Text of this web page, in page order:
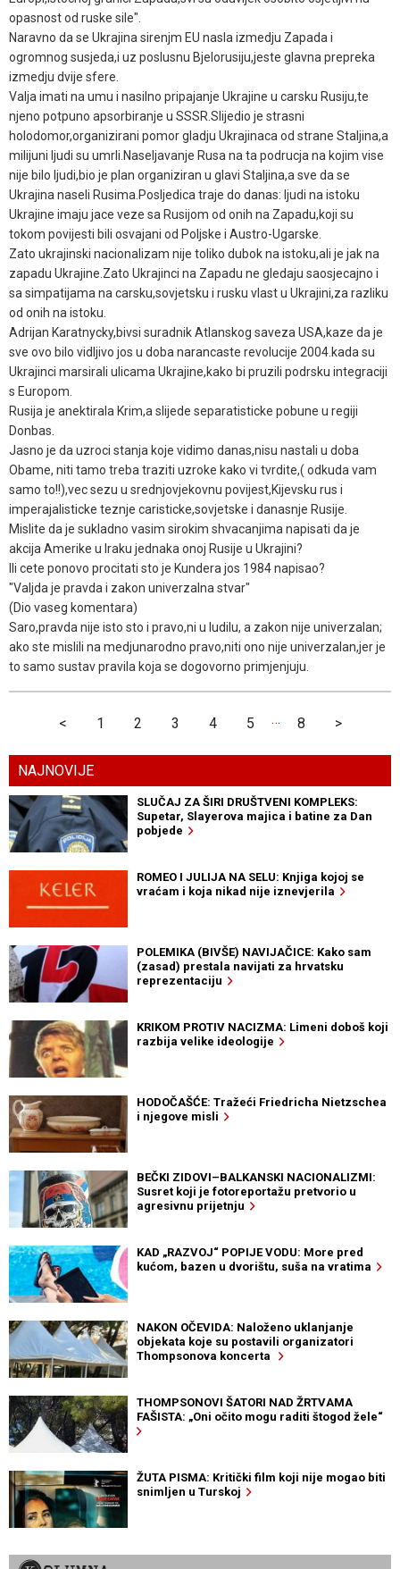
opasnost od ruske sile".
Naravno da se Ukrajina sirenjm EU nasla izmedju Zapada i
ogromnog susjeda,i uz poslusnu Bjelorusiju,jeste glavna prepreka
izmedju dvije sfere.
Valja imati na umu i nasilno pripajanje Ukrajine u carsku Rusiju,te
njeno potpuno apsorbiranje u SSSR.Slijedio je strasni
holodomor,organizirani pomor gladju Ukrajinaca od strane Staljina,a
milijuni ljudi su umrli.Naseljavanje Rusa na ta podrucja na kojim vise
nije bilo ljudi,bio je plan organiziran u glavi Staljina,a sve da se
Ukrajina naseli Rusima.Posljedica traje do danas: ljudi na istoku
Ukrajine imaju jace veze sa Rusijom od onih na Zapadu,koji su
tokom povijesti bili osvajani od Poljske i Austro-Ugarske.
Zato ukrajinski nacionalizam nije toliko dubok na istoku,ali je jak na
zapadu Ukrajine.Zato Ukrajinci na Zapadu ne gledaju saosjecajno i
sa simpatijama na carsku,sovjetsku i rusku vlast u Ukrajini,za razliku
od onih na istoku.
Adrijan Karatnycky,bivsi suradnik Atlanskog saveza USA,kaze da je
sve ovo bilo vidljivo jos u doba narancaste revolucije 2004.kada su
Ukrajinci marsirali ulicama Ukrajine,kako bi pruzili podrsku integraciji
s Europom.
Rusija je anektirala Krim,a slijede separatisticke pobune u regiji
Donbas.
Jasno je da uzroci stanja koje vidimo danas,nisu nastali u doba
Obame, niti tamo treba traziti uzroke kako vi tvrdite,( odkuda vam
samo to!!),vec sezu u srednjovjekovnu povijest,Kijevsku rus i
imperajalisticke teznje caristicke,sovjetske i danasnje Rusije.
Mislite da je sukladno vasim sirokim shvacanjima napisati da je
akcija Amerike u Iraku jednaka onoj Rusije u Ukrajini?
Ili cete ponovo procitati sto je Kundera jos 1984 napisao?
"Valjda je pravda i zakon univerzalna stvar"
(Dio vaseg komentara)
Saro,pravda nije isto sto i pravo,ni u ludilu, a zakon nije univerzalan;
ako ste mislili na medjunarodno pravo,niti ono nije univerzalan,jer je
to samo sustav pravila koja se dogovorno primjenjuju.
< 1 2 3 4 5 … 8 >
NAJNOVIJE
SLUČAJ ZA ŠIRI DRUŠTVENI KOMPLEKS:
Supetar, Slayerova majica i batine za Dan
pobjede
ROMEO I JULIJA NA SELU: Knjiga kojoj se
vraćam i koja nikad nije iznevjerila
POLEMIKA (BIVŠE) NAVIJAČICE: Kako sam
(zasad) prestala navijati za hrvatsku
reprezentaciju
KRIKOM PROTIV NACIZMA: Limeni doboš koji
razbija velike ideologije
HODOČAŠĆE: Tražeći Friedricha Nietzschea
i njegove misli
BEČKI ZIDOVI–BALKANSKI NACIONALIZMI:
Susret koji je fotoreportažu pretvorio u
agresivnu prijetnju
KAD „RAZVOJ“ POPIJE VODU: More pred
kućom, bazen u dvorištu, suša na vratima
NAKON OČEVIDA: Naloženo uklanjanje
objekata koje su postavili organizatori
Thompsonova koncerta
THOMPSONOVI ŠATORI NAD ŽRTVAMA
FAŠISTA: „Oni očito mogu raditi štogod žele“
ŽUTA PISMA: Kritički film koji nije mogao biti
snimljen u Turskoj